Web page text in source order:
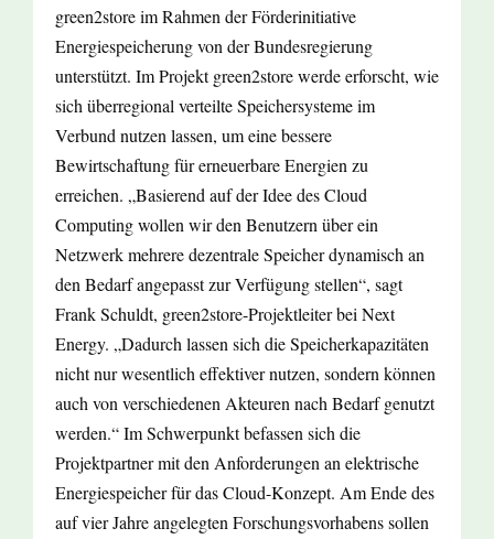
green2store im Rahmen der Förderinitiative
Energiespeicherung von der Bundesregierung
unterstützt. Im Projekt green2store werde erforscht, wie
sich überregional verteilte Speichersysteme im
Verbund nutzen lassen, um eine bessere
Bewirtschaftung für erneuerbare Energien zu
erreichen. „Basierend auf der Idee des Cloud
Computing wollen wir den Benutzern über ein
Netzwerk mehrere dezentrale Speicher dynamisch an
den Bedarf angepasst zur Verfügung stellen“, sagt
Frank Schuldt, green2store-Projektleiter bei Next
Energy. „Dadurch lassen sich die Speicherkapazitäten
nicht nur wesentlich effektiver nutzen, sondern können
auch von verschiedenen Akteuren nach Bedarf genutzt
werden.“ Im Schwerpunkt befassen sich die
Projektpartner mit den Anforderungen an elektrische
Energiespeicher für das Cloud-Konzept. Am Ende des
auf vier Jahre angelegten Forschungsvorhabens sollen